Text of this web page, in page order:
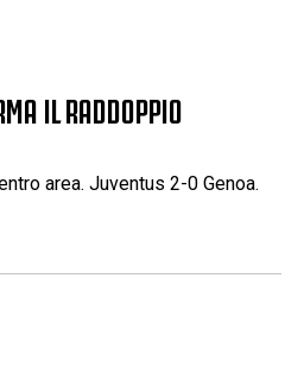
IL RADDOPPIO
area. Juventus 2-0 Genoa.